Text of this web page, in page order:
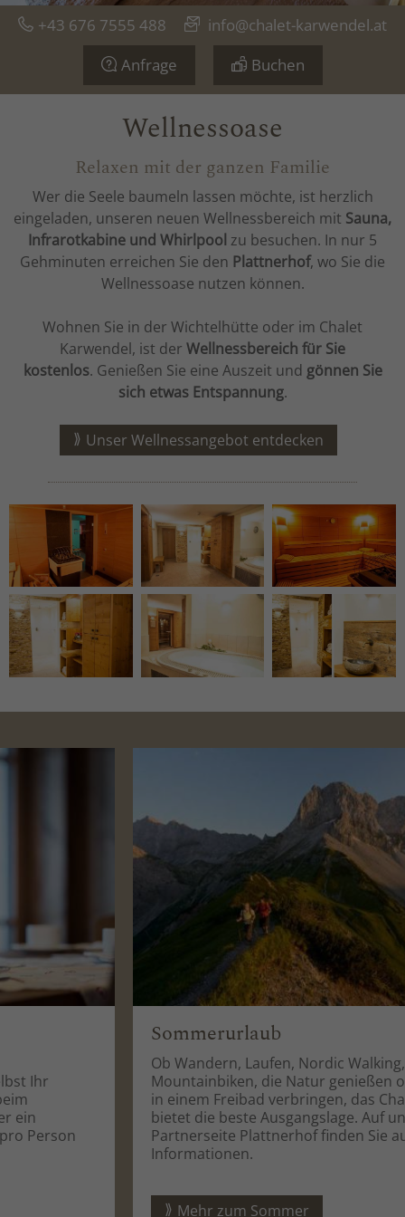
+43 676 7555 488
info@chalet-karwendel.at
Anfrage
Buchen
Wellnessoase
Relaxen mit der ganzen Familie
Wer die Seele baumeln lassen möchte, ist herzlich
eingeladen, unseren neuen Wellnessbereich mit Sauna,
Infrarotkabine und Whirlpool zu besuchen. In nur 5
Gehminuten erreichen Sie den Plattnerhof, wo Sie die
Wellnessoase nutzen können.
Wohnen Sie in der Wichtelhütte oder im Chalet
Karwendel, ist der Wellnessbereich für Sie
kostenlos. Genießen Sie eine Auszeit und gönnen Sie
sich etwas Entspannung.
Unser Wellnessangebot entdecken
Sommerurlaub
Ob Wandern, Laufen, Nordic Walking, E-Biken,
Mountainbiken, die Natur genießen oder den Tag
in einem Freibad verbringen, das Chalet Karwendel
bietet die beste Ausgangslage. Auf unser
Partnerseite Plattnerhof finden Sie ausführliche
Mehr zum Sommer